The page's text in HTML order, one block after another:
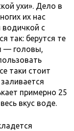
ухи». Дело в
их нас
водичкой с
так: берутся те
— головы,
таки стоит
примерно 25
вкус воде.